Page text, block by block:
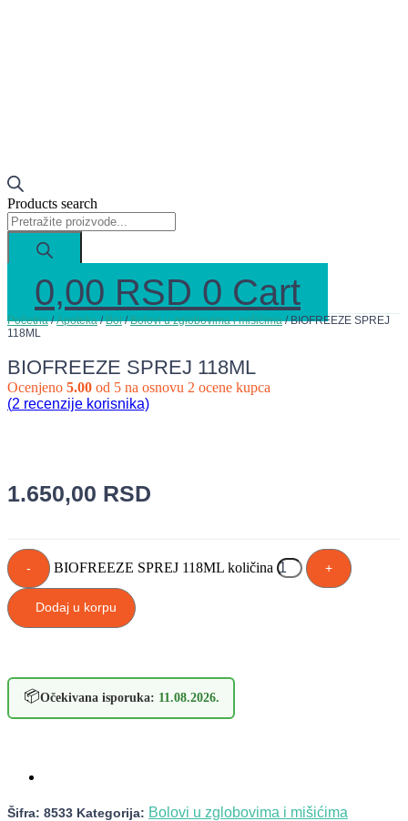
Products search
0,00 RSD 0 Cart
Početna/Apoteka/Bol/Bolovi u zglobovima i mišićima/ BIOFREEZE SPREJ
118ML
BIOFREEZE SPREJ 118ML
Ocenjeno 5.00 od 5 na osnovu 2 ocene kupca
(2 recenzije korisnika)
1.650,00 RSD
- BIOFREEZE SPREJ 118ML količina +
Dodaj u korpu
📦Očekivana isporuka: 11.08.2026.
Šifra: 8533 Kategorija: Bolovi u zglobovima i mišićima